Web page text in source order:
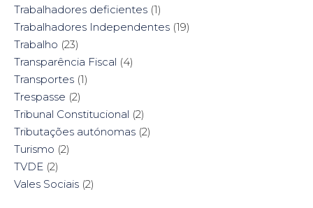
Trabalhadores deficientes (1)
Trabalhadores Independentes (19)
Trabalho (23)
Transparência Fiscal (4)
Transportes (1)
Trespasse (2)
Tribunal Constitucional (2)
Tributações autónomas (2)
Turismo (2)
TVDE (2)
Vales Sociais (2)